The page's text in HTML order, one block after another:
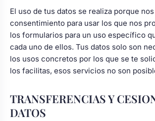
floral coche
El uso de tus datos se realiza porque
consentimiento para usar los que nos
los formularios para un uso específico
cada uno de ellos. Tus datos solo son
los usos concretos por los que se te
los facilitas, esos servicios no son
TRANSFERENCIAS Y
DATOS